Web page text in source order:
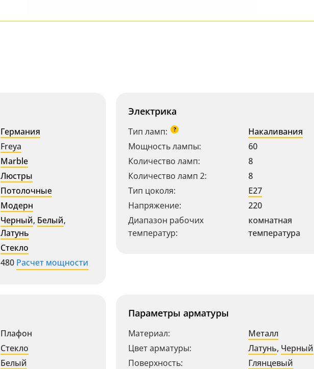
Германия
Freya
Marble
Люстры
Потолочные
Модерн
Черный, Белый,
Латунь
Стекло
480 Расчет мощности
Электрика
Тип ламп: ?
Накаливания
Мощность лампы:
60
Количество ламп:
8
Количество ламп 2:
8
Тип цоколя:
E27
Напряжение:
220
Диапазон рабочих
температур:
комнатная
температура
Плафон
Стекло
Белый
Параметры арматуры
Материал:
Металл
Цвет арматуры:
Латунь, Черный
Поверхность:
Глянцевый